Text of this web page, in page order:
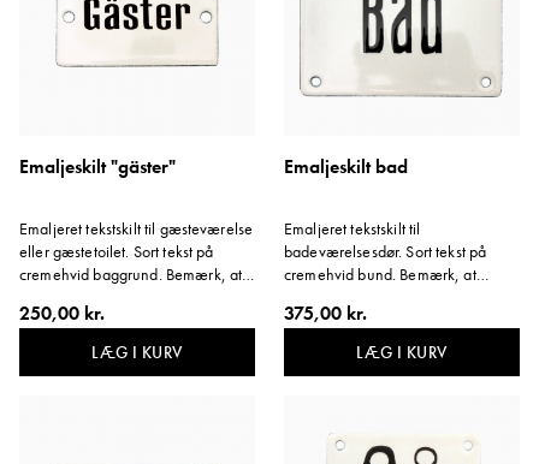
Emaljeskilt "gäster"
Emaljeret tekstskilt til gæsteværelse
eller gæstetoilet. Sort tekst på
cremehvid baggrund. Bemærk, at
skal blive siddende. Variant:
250,00 kr.
LÆG I KURV
Emaljeskilt bad
Emaljeret tekstskilt til
badeværelsesdør. Sort tekst på
cremehvid bund. Bemærk, at
skal blive siddende. Variant: Bad.
375,00 kr.
LÆG I KURV